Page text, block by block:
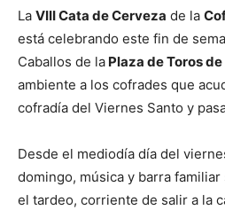
La VIII Cata de Cerveza de la
está celebrando este fin de
Caballos de la Plaza de Toros
ambiente a los cofrades que
cofradía del Viernes Santo y
Desde el mediodía día del
domingo, música y barra
el tardeo, corriente de salir a la